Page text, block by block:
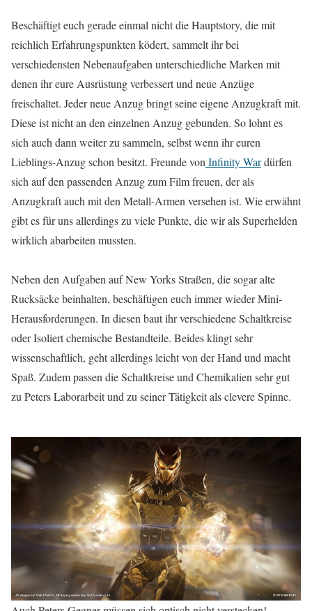
Beschäftigt euch gerade einmal nicht die Hauptstory, die mit
reichlich Erfahrungspunkten ködert, sammelt ihr bei
verschiedensten Nebenaufgaben unterschiedliche Marken mit
denen ihr eure Ausrüstung verbessert und neue Anzüge
freischaltet. Jeder neue Anzug bringt seine eigene Anzugkraft mit.
Diese ist nicht an den einzelnen Anzug gebunden. So lohnt es
sich auch dann weiter zu sammeln, selbst wenn ihr euren
Lieblings-Anzug schon besitzt. Freunde von Infinity Wardürfen
sich auf den passenden Anzug zum Film freuen, der als
Anzugkraft auch mit den Metall-Armen versehen ist. Wie erwähnt
gibt es für uns allerdings zu viele Punkte, die wir als Superhelden
wirklich abarbeiten mussten.
Neben den Aufgaben auf New Yorks Straßen, die sogar alte
Rucksäcke beinhalten, beschäftigen euch immer wieder Mini-
Herausforderungen. In diesen baut ihr verschiedene Schaltkreise
oder Isoliert chemische Bestandteile. Beides klingt sehr
wissenschaftlich, geht allerdings leicht von der Hand und macht
Spaß. Zudem passen die Schaltkreise und Chemikalien sehr gut
zu Peters Laborarbeit und zu seiner Tätigkeit als clevere Spinne.